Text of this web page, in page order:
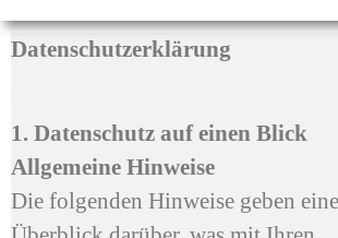
Datenschutzerklärung
1. Datenschutz auf einen Blick
Allgemeine Hinweise
Die folgenden Hinweise geben